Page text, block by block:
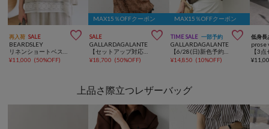
再入荷 SALE 
BEARDSLEY
リネンショートベスト【セットアップ】
¥11,000 (50%OFF)
MAX15％OFFクーポン
SALE 
GALLARDAGALANTE
【セットアップ対応】ボタニカルサテンスラックス
¥18,700 (50%OFF)
MAX15％OFFクーポン
TIME SALE 一部予約 
GALLARDAGALANTE
【6/28(日)新色予約開始】【セットアップ対応】夏に最適！ドルマンジャージープルオーバー
¥14,850 (10%OFF)
低身長
prose
¥
上品さ際立つレザーバッグ